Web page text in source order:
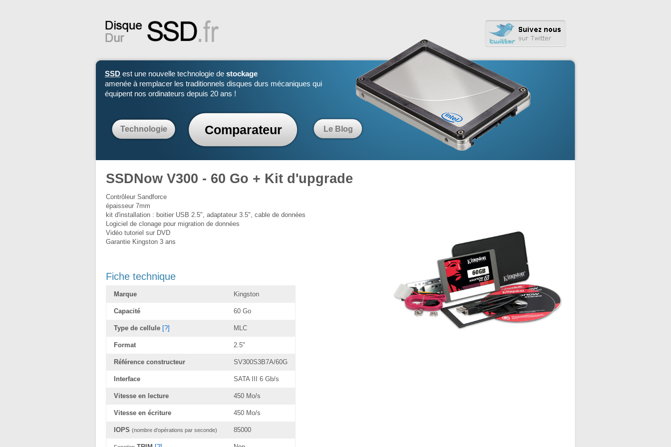
SSD est une nouvelle technologie de stockage
amenée à remplacer les traditionnels disques durs mécaniques qui
équipent nos ordinateurs depuis 20 ans !
Technologie Comparateur Le Blog
SSDNow V300 - 60 Go + Kit d'upgrade
Contrôleur Sandforce
épaisseur 7mm
kit d'installation : boitier USB 2.5", adaptateur 3.5", cable de données
Logiciel de clonage pour migration de données
Vidéo tutoriel sur DVD
Garantie Kingston 3 ans
Fiche technique
Marque Kingston
Capacité 60 Go
Type de cellule [?] MLC
Format 2.5"
Référence constructeur SV300S3B7A/60G
Interface SATA III 6 Gb/s
Vitesse en lecture 450 Mo/s
Vitesse en écriture 450 Mo/s
IOPS (nombre d'opérations par seconde) 85000